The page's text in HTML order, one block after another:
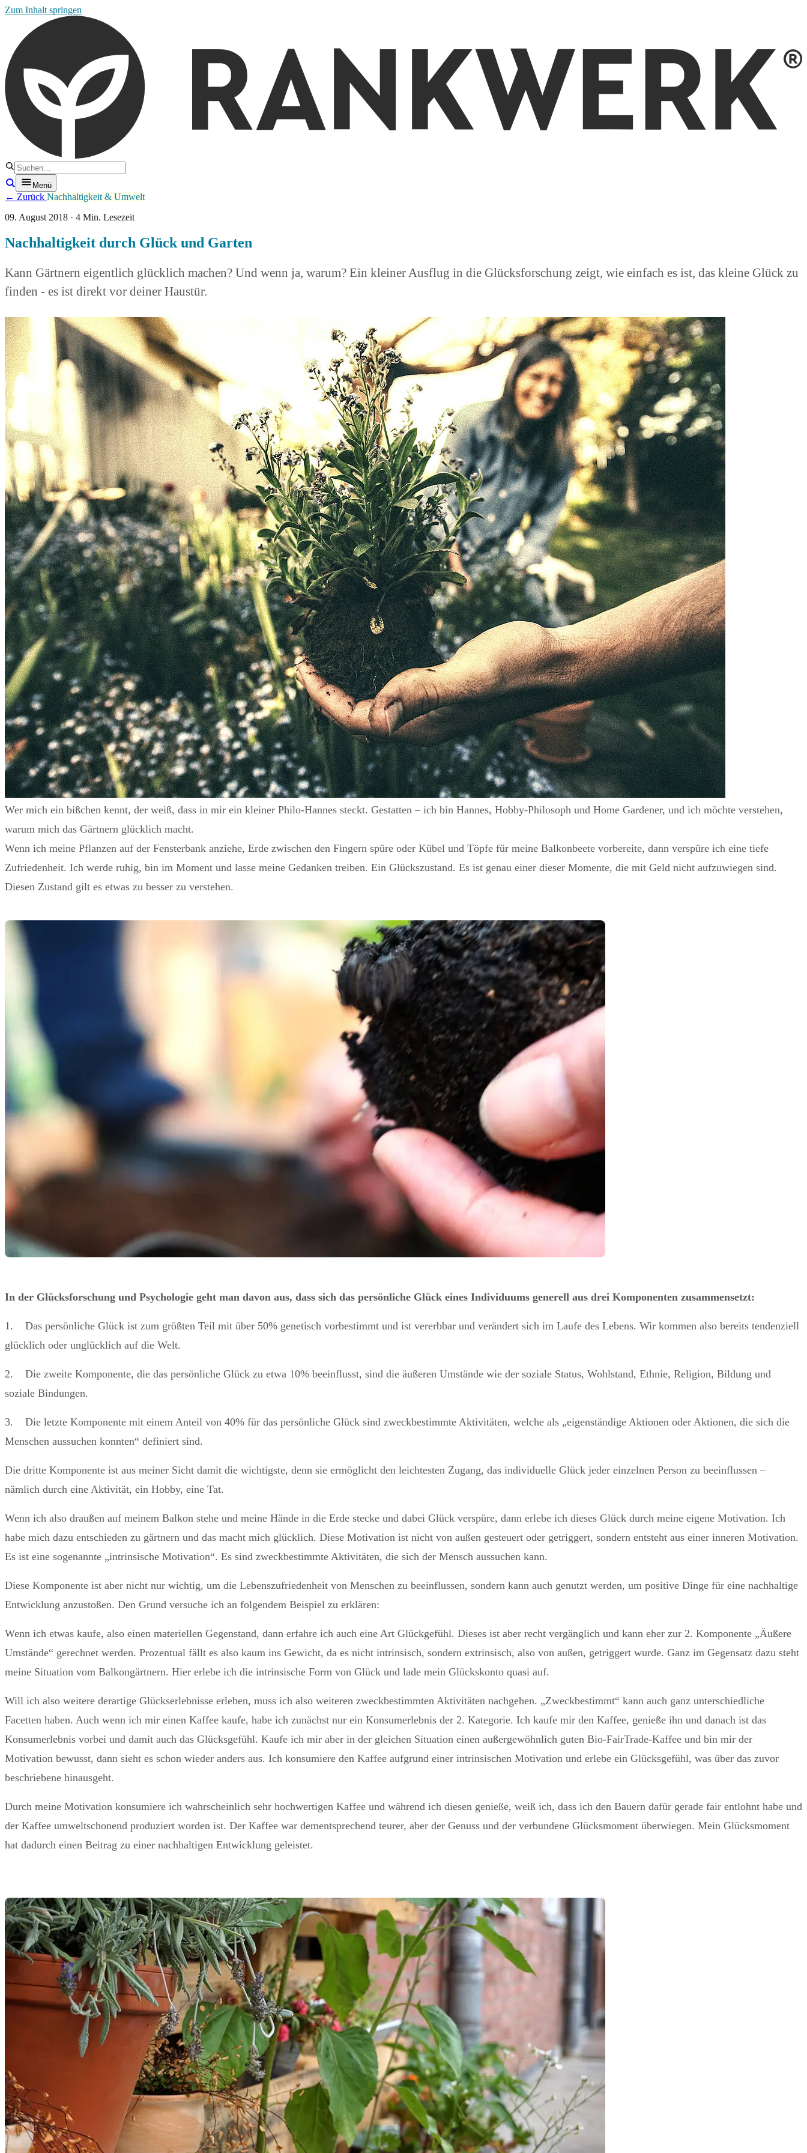
Zum Inhalt springen
Menü
← Zurück Nachhaltigkeit & Umwelt
09. August 2018 · 4 Min. Lesezeit
Nachhaltigkeit durch Glück und Garten
Kann Gärtnern eigentlich glücklich machen? Und wenn ja, warum? Ein kleiner Ausflug in die Glücksforschung zeigt, wie einfach es ist, das kleine Glück zu
finden - es ist direkt vor deiner Haustür.
Wer mich ein bißchen kennt, der weiß, dass in mir ein kleiner Philo-Hannes steckt. Gestatten – ich bin Hannes, Hobby-Philosoph und Home Gardener, und ich möchte verstehen,
warum mich das Gärtnern glücklich macht.
Wenn ich meine Pflanzen auf der Fensterbank anziehe, Erde zwischen den Fingern spüre oder Kübel und Töpfe für meine Balkonbeete vorbereite, dann verspüre ich eine tiefe
Zufriedenheit. Ich werde ruhig, bin im Moment und lasse meine Gedanken treiben. Ein Glückszustand. Es ist genau einer dieser Momente, die mit Geld nicht aufzuwiegen sind.
Diesen Zustand gilt es etwas zu besser zu verstehen.
In der Glücksforschung und Psychologie geht man davon aus, dass sich das persönliche Glück eines Individuums generell aus drei Komponenten zusammensetzt:
1. Das persönliche Glück ist zum größten Teil mit über 50% genetisch vorbestimmt und ist vererbbar und verändert sich im Laufe des Lebens. Wir kommen also bereits tendenziell
glücklich oder unglücklich auf die Welt.
2. Die zweite Komponente, die das persönliche Glück zu etwa 10% beeinflusst, sind die äußeren Umstände wie der soziale Status, Wohlstand, Ethnie, Religion, Bildung und
soziale Bindungen.
3. Die letzte Komponente mit einem Anteil von 40% für das persönliche Glück sind zweckbestimmte Aktivitäten, welche als „eigenständige Aktionen oder Aktionen, die sich die
Menschen aussuchen konnten“ definiert sind.
Die dritte Komponente ist aus meiner Sicht damit die wichtigste, denn sie ermöglicht den leichtesten Zugang, das individuelle Glück jeder einzelnen Person zu beeinflussen –
nämlich durch eine Aktivität, ein Hobby, eine Tat.
Wenn ich also draußen auf meinem Balkon stehe und meine Hände in die Erde stecke und dabei Glück verspüre, dann erlebe ich dieses Glück durch meine eigene Motivation. Ich
habe mich dazu entschieden zu gärtnern und das macht mich glücklich. Diese Motivation ist nicht von außen gesteuert oder getriggert, sondern entsteht aus einer inneren Motivation.
Es ist eine sogenannte „intrinsische Motivation“. Es sind zweckbestimmte Aktivitäten, die sich der Mensch aussuchen kann.
Diese Komponente ist aber nicht nur wichtig, um die Lebenszufriedenheit von Menschen zu beeinflussen, sondern kann auch genutzt werden, um positive Dinge für eine nachhaltige
Entwicklung anzustoßen. Den Grund versuche ich an folgendem Beispiel zu erklären:
Wenn ich etwas kaufe, also einen materiellen Gegenstand, dann erfahre ich auch eine Art Glückgefühl. Dieses ist aber recht vergänglich und kann eher zur 2. Komponente „Äußere
Umstände“ gerechnet werden. Prozentual fällt es also kaum ins Gewicht, da es nicht intrinsisch, sondern extrinsisch, also von außen, getriggert wurde. Ganz im Gegensatz dazu steht
meine Situation vom Balkongärtnern. Hier erlebe ich die intrinsische Form von Glück und lade mein Glückskonto quasi auf.
Will ich also weitere derartige Glückserlebnisse erleben, muss ich also weiteren zweckbestimmten Aktivitäten nachgehen. „Zweckbestimmt“ kann auch ganz unterschiedliche
Facetten haben. Auch wenn ich mir einen Kaffee kaufe, habe ich zunächst nur ein Konsumerlebnis der 2. Kategorie. Ich kaufe mir den Kaffee, genieße ihn und danach ist das
Konsumerlebnis vorbei und damit auch das Glücksgefühl. Kaufe ich mir aber in der gleichen Situation einen außergewöhnlich guten Bio-FairTrade-Kaffee und bin mir der
Motivation bewusst, dann sieht es schon wieder anders aus. Ich konsumiere den Kaffee aufgrund einer intrinsischen Motivation und erlebe ein Glücksgefühl, was über das zuvor
beschriebene hinausgeht.
Durch meine Motivation konsumiere ich wahrscheinlich sehr hochwertigen Kaffee und während ich diesen genieße, weiß ich, dass ich den Bauern dafür gerade fair entlohnt habe und
der Kaffee umweltschonend produziert worden ist. Der Kaffee war dementsprechend teurer, aber der Genuss und der verbundene Glücksmoment überwiegen. Mein Glücksmoment
hat dadurch einen Beitrag zu einer nachhaltigen Entwicklung geleistet.